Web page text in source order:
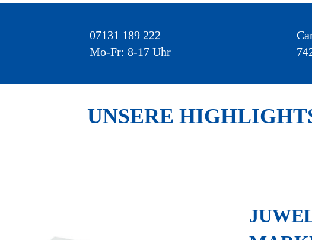
07131 189 222
Mo-Fr: 8-17 Uhr
UNSERE